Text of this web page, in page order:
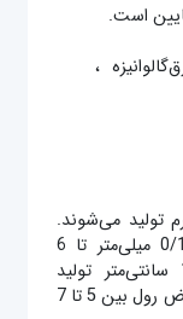
است.
،
تولید می‌شوند.
ورق‌های رول‌ فرم گالوانیزه با ضخامت 0/18 میلی‌متر تا 6
میلی‌متر و عرض 100 سانتی‌متر تا 125 سانتی‌متر تولید
می‌شوند. وزن رول‌ها بسته به ضخامت یا عرض‌ رول بین 5 تا 7